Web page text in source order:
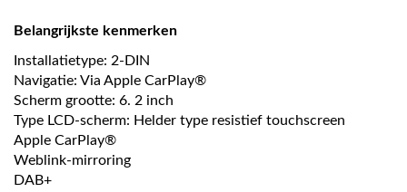
Belangrijkste kenmerken
Installatietype: 2-DIN
Navigatie: Via Apple CarPlay®
Scherm grootte: 6. 2 inch
Type LCD-scherm: Helder type resistief touchscreen
Apple CarPlay®
Weblink-mirroring
DAB+